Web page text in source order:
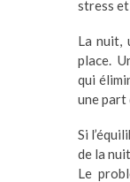
stress et
La nuit,
place.
qui
une part
Si
de la
Le